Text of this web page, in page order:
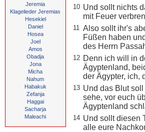
Jeremia
Klagelieder Jeremias
Hesekiel
Daniel
Hosea
Joel
Amos
Obadja
Jona
Micha
Nahum
Habakuk
Zefanja
Haggai
Sacharja
Maleachi
10 Und sollt nichts
mit Feuer
11 Also sollt ihr's
Füßen haben
des Herrn
12 Denn ich will in
Ägyptenland,
der Ägypter, ich,
13 Und das Blut
sehe, vor euch
Ägyptenland
14 Und sollt diesen
alle eure